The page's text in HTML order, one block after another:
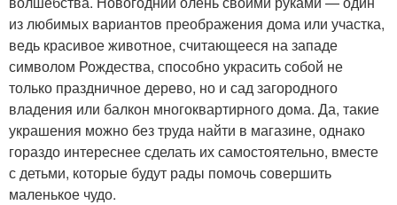
из любимых вариантов преображения дома или участка,
ведь красивое животное, считающееся на западе
символом Рождества, способно украсить собой не
только праздничное дерево, но и сад загородного
владения или балкон многоквартирного дома. Да, такие
украшения можно без труда найти в магазине, однако
гораздо интереснее сделать их самостоятельно, вместе
с детьми, которые будут рады помочь совершить
маленькое чудо.